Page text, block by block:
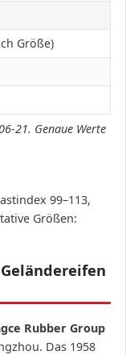
Größe)
21. Genaue Werte
99–113,
Größen:
Rubber Group
Das 1958